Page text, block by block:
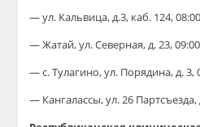
—ул. Кальвица, д.3, каб. 124,
— Жатай,ул. Северная, д. 23,
— с. Тулагино,ул. Порядина, д. 3,
— Кангалассы,ул. 26 Партсъезда,